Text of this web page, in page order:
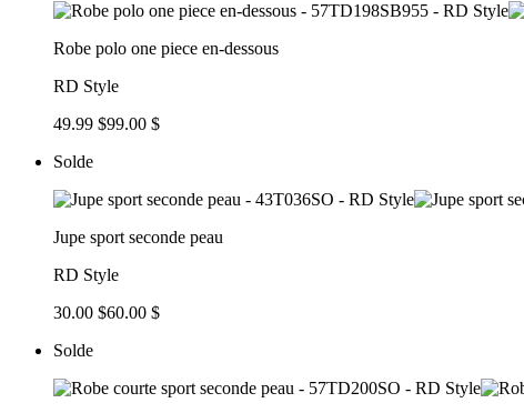
Robe polo one piece en-dessous
RD Style
49.99 $99.00 $
Solde
Jupe sport seconde peau
RD Style
30.00 $60.00 $
Solde